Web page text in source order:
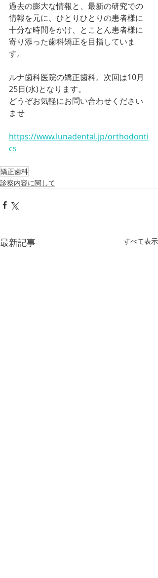
過去の膨大な情報と、最新の研究での
情報を元に、ひとりひとりの患者様に
十分な時間をかけ、とことん患者様に
寄り添った歯科矯正を目指していま
す。
ルナ歯科医院の矯正歯科。次回は10月
25日(水)となります。
どうぞお気軽にお問い合わせください
ませ
https://www.lunadental.jp/orthodonti
cs
矯正歯科
診察内容に関して
最新記事 すべて表示